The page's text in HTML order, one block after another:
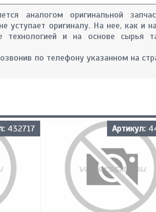
аналогом оригинальной
уступает оригиналу. На нее, как и
и на основе сырья
по телефону указанном на
432717 Артикул: